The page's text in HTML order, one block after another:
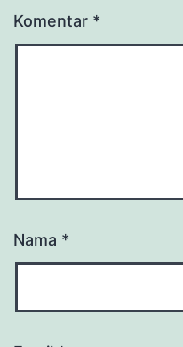
Komentar *
Nama *